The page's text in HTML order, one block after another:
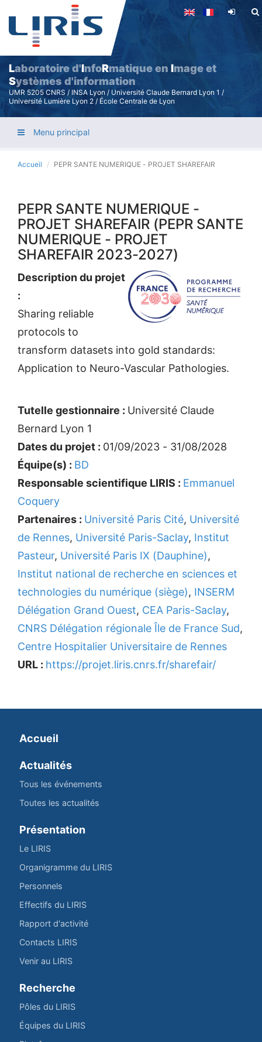
Aller
contenu
principal
Laboratoire d'InfoRmatique en Image et
Systèmes d'information
UMR 5205 CNRS / INSA Lyon / Université Claude Bernard Lyon 1 /
Université Lumière Lyon 2 / École Centrale de Lyon
Menu principal
Accueil PEPR SANTE NUMERIQUE - PROJET SHAREFAIR
PEPR SANTE NUMERIQUE -
PROJET SHAREFAIR (PEPR SANTE
NUMERIQUE - PROJET
SHAREFAIR 2023-2027)
Description du projet
:
Sharing reliable
protocols to
transform datasets into gold standards:
Application to Neuro-Vascular Pathologies.
Tutelle gestionnaire : Université Claude
Bernard Lyon 1
Dates du projet : 01/09/2023 - 31/08/2028
Équipe(s) : BD
Responsable scientifique LIRIS : Emmanuel
Coquery
Partenaires : Université Paris Cité, Université
de Rennes, Université Paris-Saclay, Institut
Pasteur, Université Paris IX (Dauphine),
Institut national de recherche en sciences et
technologies du numérique (siège), INSERM
Délégation Grand Ouest, CEA Paris-Saclay,
CNRS Délégation régionale Île de France Sud,
Centre Hospitalier Universitaire de Rennes
URL : https://projet.liris.cnrs.fr/sharefair/
Accueil
Actualités
Tous les événements
Toutes les actualités
Présentation
Le LIRIS
Organigramme du LIRIS
Personnels
Effectifs du LIRIS
Rapport d'activité
Contacts LIRIS
Venir au LIRIS
Recherche
Pôles du LIRIS
Équipes du LIRIS